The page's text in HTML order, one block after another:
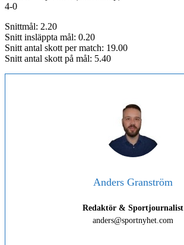
4-0
Snittmål: 2.20
Snitt insläppta mål: 0.20
Snitt antal skott per match: 19.00
Snitt antal skott på mål: 5.40
Anders Granström
Redaktör & Sportjournalist
anders@sportnyhet.com